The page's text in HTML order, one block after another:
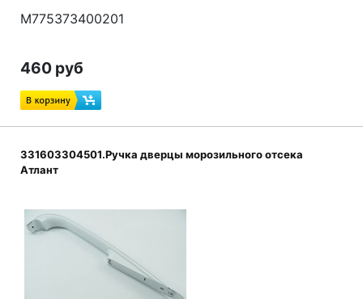
М775373400201
460 руб
331603304501.Ручка дверцы морозильного отсека
Атлант